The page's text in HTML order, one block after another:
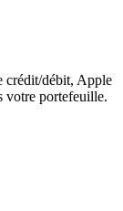
crédit/débit, Apple
votre portefeuille.